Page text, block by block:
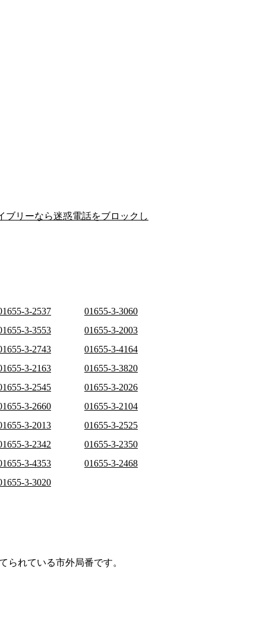
ブリーなら迷惑電話をブロックし
3-2537
01655-3-3060
3-3553
01655-3-2003
3-2743
01655-3-4164
3-2163
01655-3-3820
3-2545
01655-3-2026
3-2660
01655-3-2104
3-2013
01655-3-2525
3-2342
01655-3-2350
3-4353
01655-3-2468
3-3020
られている市外局番です。